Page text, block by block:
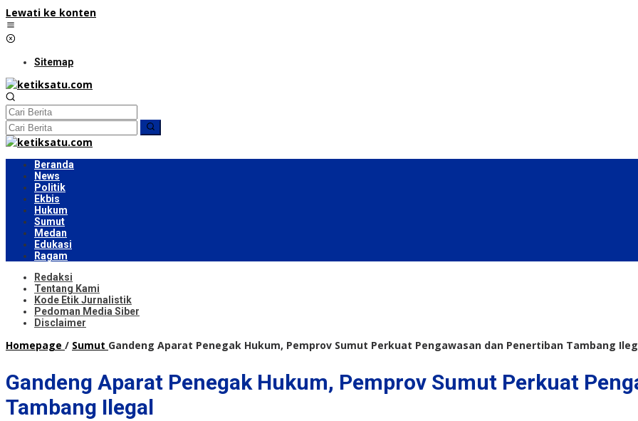
Lewati ke konten
Sitemap
Beranda
News
Politik
Ekbis
Hukum
Sumut
Medan
Edukasi
Ragam
Redaksi
Tentang Kami
Kode Etik Jurnalistik
Pedoman Media Siber
Disclaimer
Homepage / Sumut Gandeng Aparat Penegak Hukum, Pemprov Sumut Perkuat Pengawasan dan Penertiban Tambang
Gandeng Aparat Penegak Hukum, Pemprov Sumut Perkuat
Tambang Ilegal